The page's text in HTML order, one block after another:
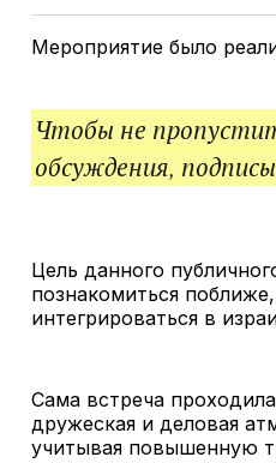
Мероприятие было
Чтобы не
обсуждения,
Цель данного
познакомиться
интегрироваться в
Сама встреча
дружеская и деловая
учитывая повышенную